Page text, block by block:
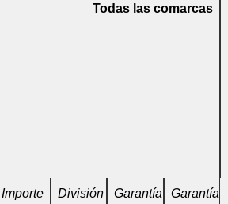
Todas las comarcas
Importe
División
Garantía
Garantía